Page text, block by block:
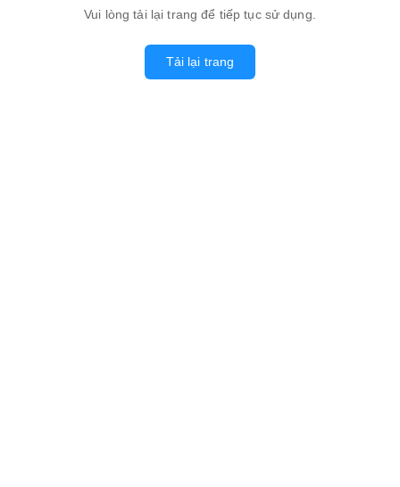
Vui lòng tải lại trang để tiếp tục sử dụng.
Tải lại trang